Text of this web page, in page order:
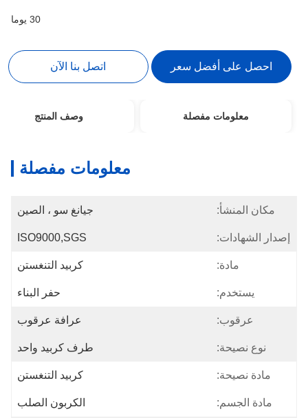
30 يوما
احصل على أفضل سعر اتصل بنا الآن
معلومات مفصلة وصف المنتج
معلومات مفصلة
مكان المنشأ: جيانغ سو ، الصين
إصدار الشهادات: ISO9000,SGS
مادة: كربيد التنغستن
يستخدم: حفر البناء
عرقوب: عرافة عرقوب
نوع نصيحة: طرف كربيد واحد
مادة نصيحة: كربيد التنغستن
مادة الجسم: الكربون الصلب